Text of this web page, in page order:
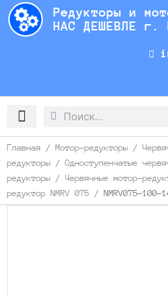
Перейти
содержимому
Редукторы и
НАС ДЕШЕВЛЕ г.
Search
Search
Главная / Мотор-редукторы /
редукторы / Одноступенчатые
редукторы / Червячные мотор-
редуктор NMRV 075 / NMRV075-100-